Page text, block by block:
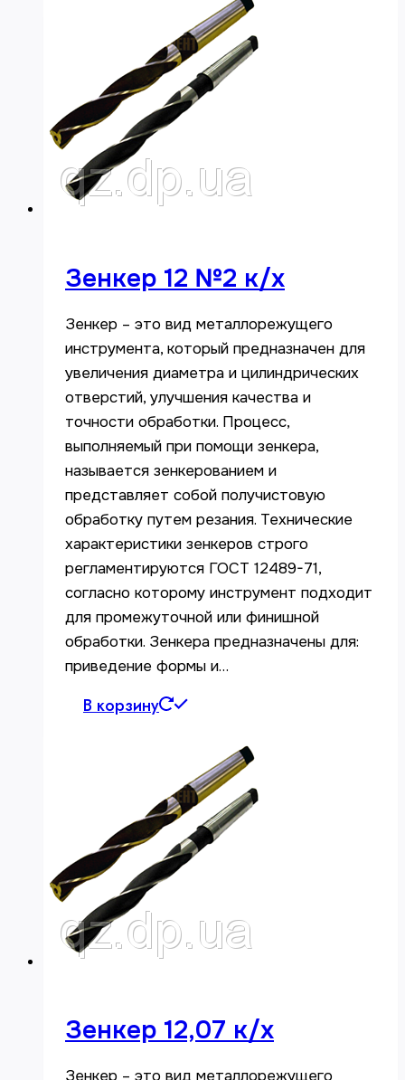
Зенкер 12 №2 к/х
Зенкер – это вид металлорежущего
инструмента, который предназначен для
увеличения диаметра и цилиндрических
отверстий, улучшения качества и
точности обработки. Процесс,
выполняемый при помощи зенкера,
называется зенкерованием и
представляет собой получистовую
обработку путем резания. Технические
характеристики зенкеров строго
регламентируются ГОСТ 12489-71,
согласно которому инструмент подходит
для промежуточной или финишной
обработки. Зенкера предназначены для:
приведение формы и…
В корзину
Зенкер 12,07 к/х
Зенкер – это вид металлорежущего